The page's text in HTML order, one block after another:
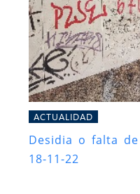
ACTUALIDAD
Desidia o falta
18-11-22